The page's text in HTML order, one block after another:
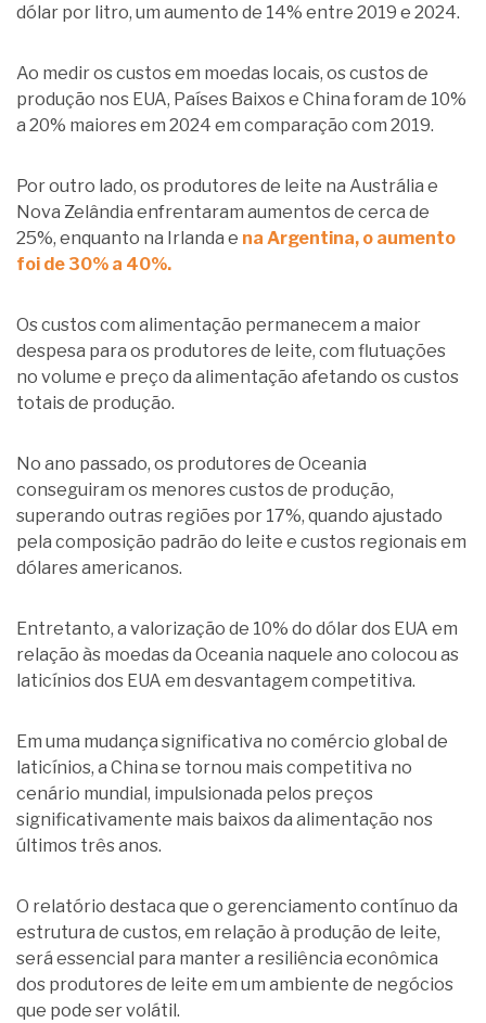
dólar por litro, um aumento de 14% entre 2019 e 2024.
Ao medir os custos em moedas locais, os custos de
produção nos EUA, Países Baixos e China foram de 10%
a 20% maiores em 2024 em comparação com 2019.
Por outro lado, os produtores de leite na Austrália e
Nova Zelândia enfrentaram aumentos de cerca de
25%, enquanto na Irlanda e na Argentina, o aumento
foi de 30% a 40%.
Os custos com alimentação permanecem a maior
despesa para os produtores de leite, com flutuações
no volume e preço da alimentação afetando os custos
totais de produção.
No ano passado, os produtores de Oceania
conseguiram os menores custos de produção,
superando outras regiões por 17%, quando ajustado
pela composição padrão do leite e custos regionais em
dólares americanos.
Entretanto, a valorização de 10% do dólar dos EUA em
relação às moedas da Oceania naquele ano colocou as
laticínios dos EUA em desvantagem competitiva.
Em uma mudança significativa no comércio global de
laticínios, a China se tornou mais competitiva no
cenário mundial, impulsionada pelos preços
significativamente mais baixos da alimentação nos
últimos três anos.
O relatório destaca que o gerenciamento contínuo da
estrutura de custos, em relação à produção de leite,
será essencial para manter a resiliência econômica
dos produtores de leite em um ambiente de negócios
que pode ser volátil.